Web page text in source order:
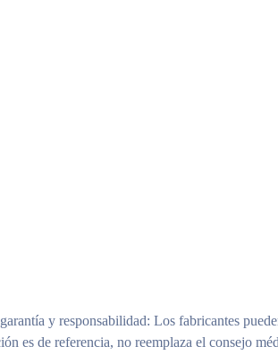
y responsabilidad: Los fabricantes
es de referencia, no reemplaza el consejo